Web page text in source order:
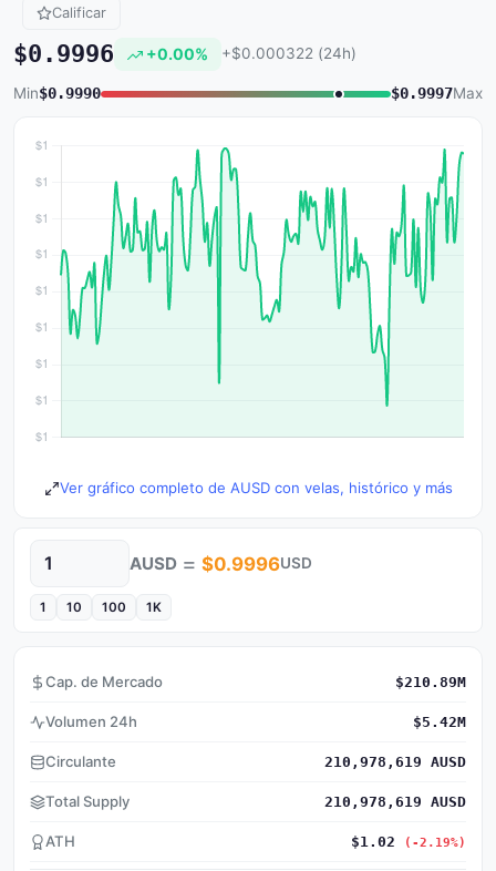
Calificar
$0.9996 +0.00% +$0.000322 (24h)
Min$0.9990 $0.9997Max
Ver gráfico completo de AUSD con velas, histórico y más
Cantidad AUSD = $0.9996USD
1 10 100 1K
Cap. de Mercado $210.89M
Volumen 24h $5.42M
Circulante 210,978,619 AUSD
Total Supply 210,978,619 AUSD
ATH $1.02 (-2.19%)